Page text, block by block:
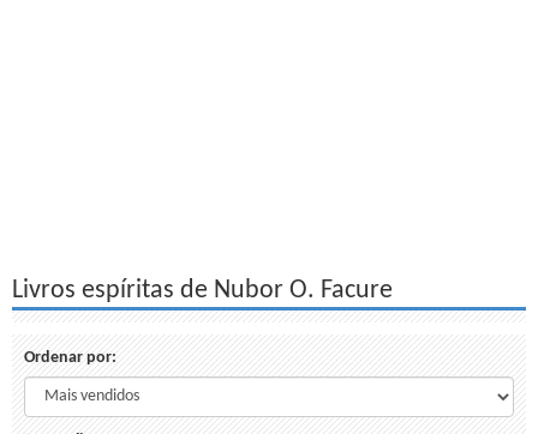
Livros espíritas de Nubor O. Facure
Ordenar por: